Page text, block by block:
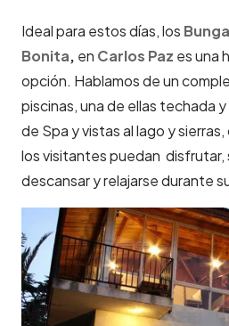
Ideal para estos días, los
Bonita, en Carlos Paz es una
opción. Hablamos de un
piscinas, una de ellas techada
de Spa y vistas al lago y
los visitantes puedan disfrutar,
descansar y relajarse durante